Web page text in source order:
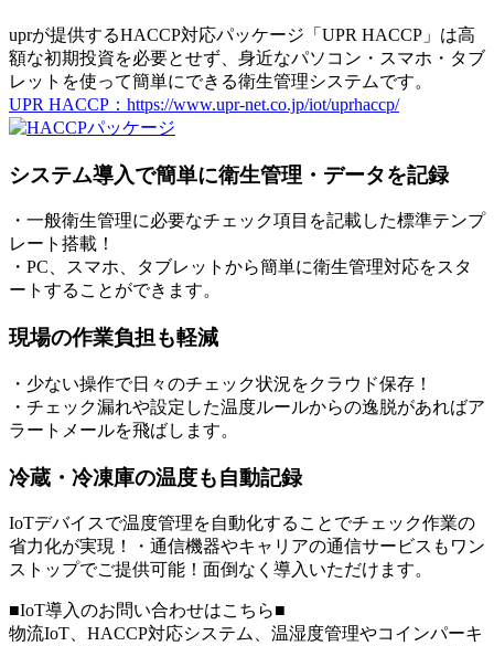
uprが提供するHACCP対応パッケージ「UPR HACCP」は高
額な初期投資を必要とせず、身近なパソコン・スマホ・タブ
レットを使って簡単にできる衛生管理システムです。
UPR HACCP：https://www.upr-net.co.jp/iot/uprhaccp/
システム導入で簡単に衛生管理・データを記録
・一般衛生管理に必要なチェック項目を記載した標準テンプ
レート搭載！
・PC、スマホ、タブレットから簡単に衛生管理対応をスタ
ートすることができます。
現場の作業負担も軽減
・少ない操作で日々のチェック状況をクラウド保存！
・チェック漏れや設定した温度ルールからの逸脱があればア
ラートメールを飛ばします。
冷蔵・冷凍庫の温度も自動記録
IoTデバイスで温度管理を自動化することでチェック作業の
省力化が実現！・通信機器やキャリアの通信サービスもワン
ストップでご提供可能！面倒なく導入いただけます。
■IoT導入のお問い合わせはこちら■
物流IoT、HACCP対応システム、温湿度管理やコインパーキ